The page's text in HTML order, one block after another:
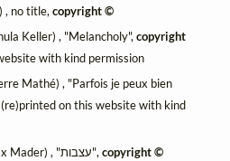
, no title,copyright ©
Keller) , "Melancholy",copyright
with kind permission
Mathé) , "Parfois je peux bien
on this website with kind
(Max Mader) , "עצבות",copyright ©